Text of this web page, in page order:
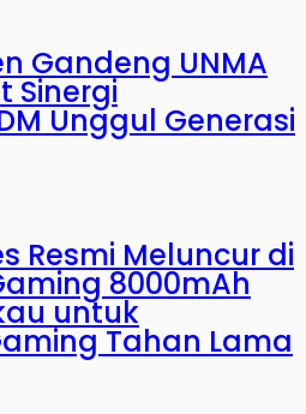
Gandeng UNMA
Sinergi
Unggul Generasi
Resmi Meluncur di
8000mAh
untuk
Tahan Lama